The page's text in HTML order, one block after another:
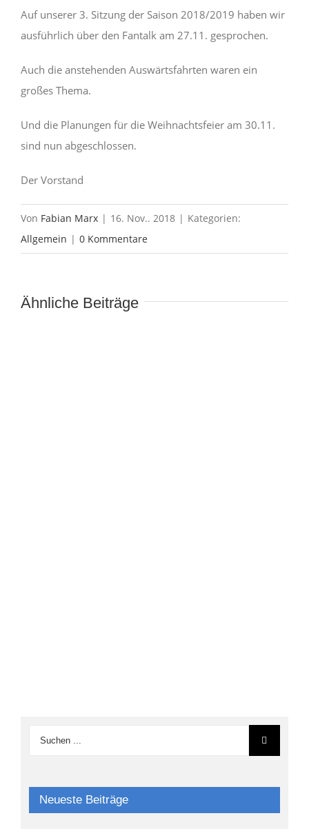
Auf unserer 3. Sitzung der Saison 2018/2019 haben wir
ausführlich über den Fantalk am 27.11. gesprochen.
Auch die anstehenden Auswärtsfahrten waren ein
großes Thema.
Und die Planungen für die Weihnachtsfeier am 30.11.
sind nun abgeschlossen.
Der Vorstand
Von Fabian Marx | 16. Nov.. 2018 | Kategorien:
Allgemein | 0 Kommentare
Ähnliche Beiträge
Neueste Beiträge